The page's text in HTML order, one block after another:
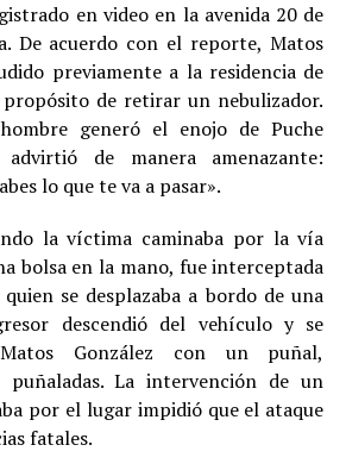
en video en la avenida 20 de
De acuerdo con el reporte, Matos
previamente a la residencia de
de retirar un nebulizador.
generó el enojo de Puche
de manera amenazante:
lo que te va a pasar».
la víctima caminaba por la vía
bolsa en la mano, fue interceptada
se desplazaba a bordo de una
descendió del vehículo y se
González con un puñal,
puñaladas. La intervención de un
por el lugar impidió que el ataque
fatales.